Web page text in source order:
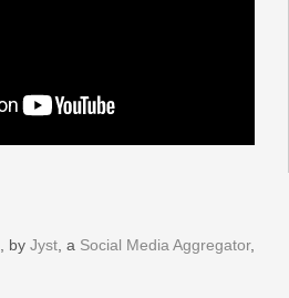
, by Jyst , a Social Media Aggregator,